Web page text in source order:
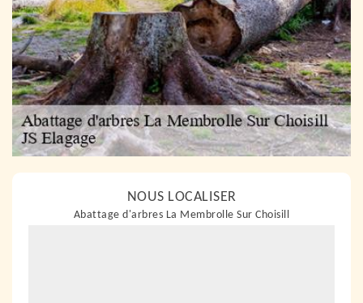
NOUS LOCALISER
Abattage d'arbres La Membrolle Sur Choisill